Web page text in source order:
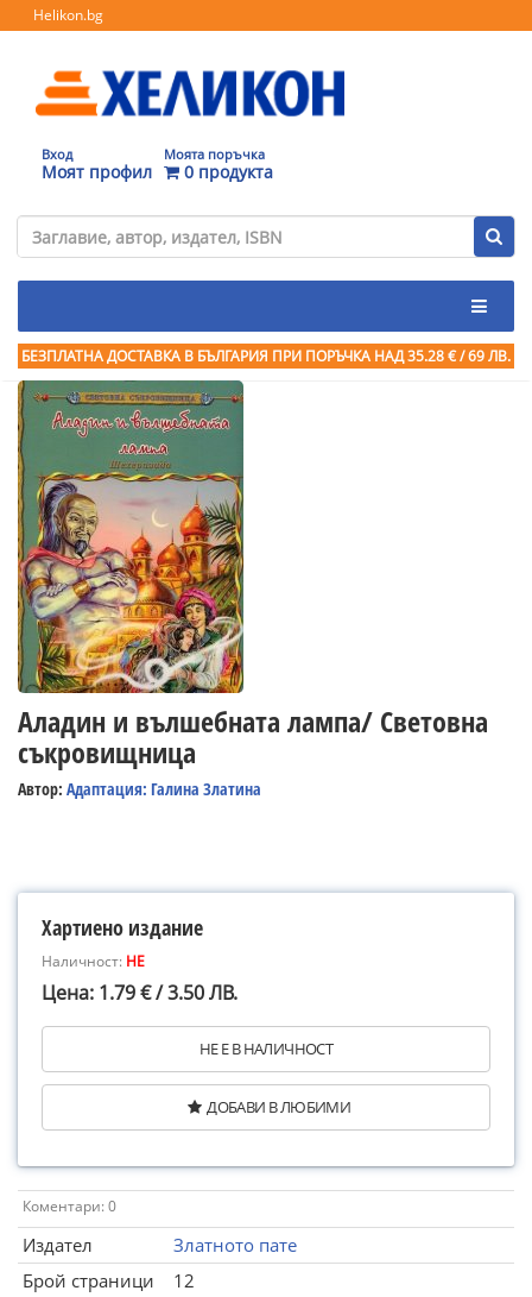
Helikon.bg
Вход
Моят профил
Моята поръчка
0 продукта
БЕЗПЛАТНА ДОСТАВКА В БЪЛГАРИЯ ПРИ ПОРЪЧКА НАД 35.28 € / 69 ЛВ.
Аладин и вълшебната лампа/ Световна
съкровищница
Автор: Адаптация: Галина Златина
Хартиено издание
Наличност: НЕ
Цена: 1.79 € / 3.50 ЛВ.
НЕ Е В НАЛИЧНОСТ
ДОБАВИ В ЛЮБИМИ
Коментари: 0
Издател
Златното пате
Брой страници
12